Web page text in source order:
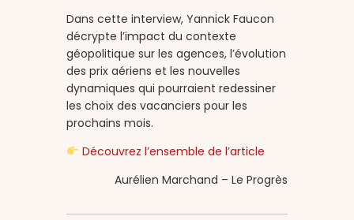
Dans cette interview, Yannick Faucon
décrypte l’impact du contexte
géopolitique sur les agences, l’évolution
des prix aériens et les nouvelles
dynamiques qui pourraient redessiner
les choix des vacanciers pour les
prochains mois.
Découvrez l’ensemble de l’article
Aurélien Marchand – Le Progrès